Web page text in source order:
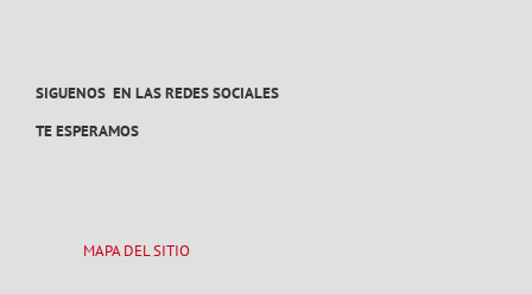
SIGUENOS EN LAS REDES SOCIALES
TE ESPERAMOS
MAPA DEL SITIO